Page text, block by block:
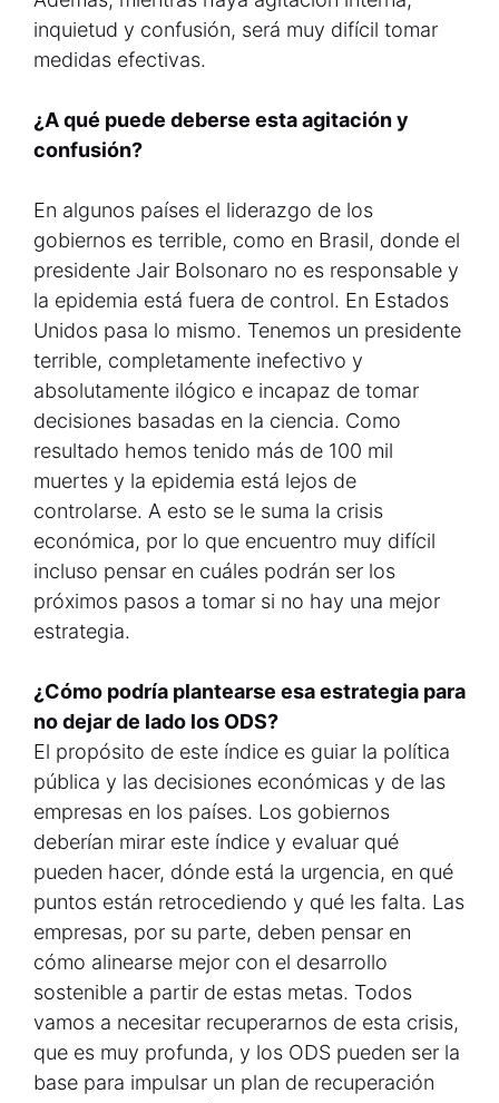
inquietud y confusión, será muy difícil tomar
medidas efectivas.
¿A qué puede deberse esta agitación y
confusión?
En algunos países el liderazgo de los
gobiernos es terrible, como en Brasil, donde el
presidente Jair Bolsonaro no es responsable y
la epidemia está fuera de control. En Estados
Unidos pasa lo mismo. Tenemos un presidente
terrible, completamente inefectivo y
absolutamente ilógico e incapaz de tomar
decisiones basadas en la ciencia. Como
resultado hemos tenido más de 100 mil
muertes y la epidemia está lejos de
controlarse. A esto se le suma la crisis
económica, por lo que encuentro muy difícil
incluso pensar en cuáles podrán ser los
próximos pasos a tomar si no hay una mejor
estrategia.
¿Cómo podría plantearse esa estrategia para
no dejar de lado los ODS?
El propósito de este índice es guiar la política
pública y las decisiones económicas y de las
empresas en los países. Los gobiernos
deberían mirar este índice y evaluar qué
pueden hacer, dónde está la urgencia, en qué
puntos están retrocediendo y qué les falta. Las
empresas, por su parte, deben pensar en
cómo alinearse mejor con el desarrollo
sostenible a partir de estas metas. Todos
vamos a necesitar recuperarnos de esta crisis,
que es muy profunda, y los ODS pueden ser la
base para impulsar un plan de recuperación